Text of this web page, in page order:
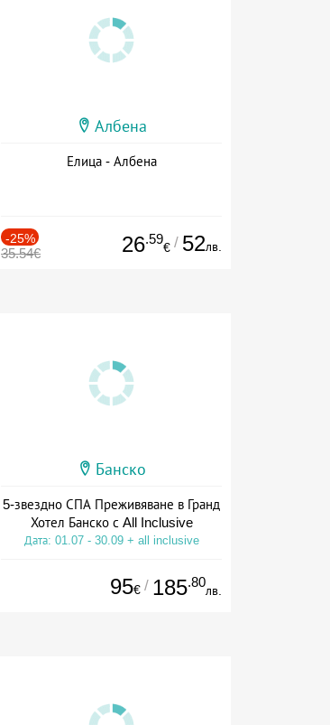
Албена
Елица - Албена
-25%
35.54€ 26.59
€ / 52лв.
Банско
5-звездно СПА Преживяване в Гранд
Хотел Банско с All Inclusive
Дата: 01.07 - 30.09 + all inclusive
95€ / 185.80
лв.